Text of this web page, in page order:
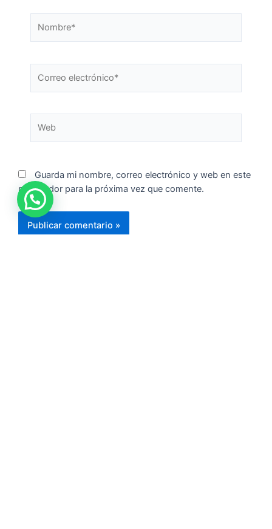
Guarda mi nombre, correo electrónico y web en este
navegador para la próxima vez que comente.